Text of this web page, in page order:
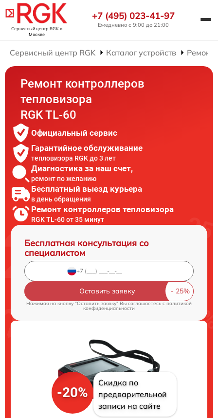
Сервисный центр RGKв
Москве
+7 (495) 023-41-97
Ежедневно с 9:00 до 21:00
Сервисный центр RGK Каталог устройств Ремонт
Ремонт контроллеров
тепловизора
RGK TL-60
Официальный сервис
Гарантийное обслуживание
тепловизора RGK до 3 лет
Диагностика за наш счет,
ремонт по желанию
Бесплатный выезд курьера
в день обращения
Ремонт контроллеров тепловизора
RGK TL-60 от 35 минут
Бесплатная консультация со
специалистом
Оставить заявку
Нажимая на кнопку "Оставить заявку" Вы соглашаетесь cполитикой
конфиденциальности
-20%
Скидка по
предварительной
записи на сайте